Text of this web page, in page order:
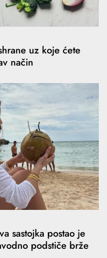
uz koje ćete
način
sastojka postao je
podstiče brže